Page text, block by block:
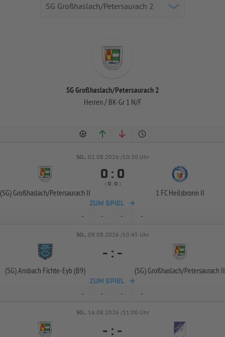
SG Großhaslach/Petersaurach 2
Herren / BK-Gr 1 N/F
SO.. 02.08.2026 /10:30 Uhr
(SG) Großhaslach/Petersaurach II
 : 
( :  )
1 FC Heilsbronn II
ZUM SPIEL
- - - -
SO.. 09.08.2026 /10:45 Uhr
(SG) Ansbach Fichte-Eyb (B9)
- : -
(SG) Großhaslach/Petersaurach II
ZUM SPIEL
- - - -
SO.. 16.08.2026 /11:00 Uhr
- : -